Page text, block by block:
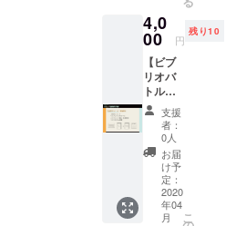
てまと
めた資
料をご
提出く
ださ
い。 ※
ご不明
な点が
ござい
ました
ら下記
メール
アドレ
スにて
ンフ
レット
（紙）
・パン
フレッ
トへの
記載
※PDF形
式で下
記メー
ルアド
レスに
ビブリ
オバト
4,0
00 円
残り10
【ビブ
リオバ
トル出
場権
（雑談
系）】
・お礼
メッ
セージ
・デー
タパン
フレッ
支援
者：
0人
お届
け予
定：
2020
年04
月
こ